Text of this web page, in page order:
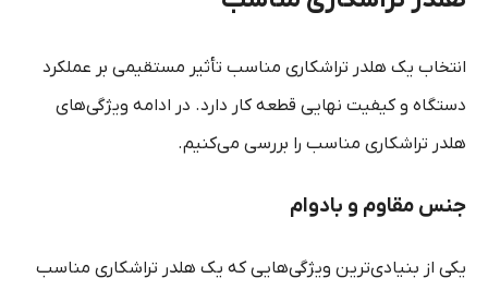
انتخاب یک هلدر تراشکاری مناسب تأثیر مستقیمی بر عملکرد
دستگاه و کیفیت نهایی قطعه کار دارد. در ادامه ویژگی‌های
هلدر تراشکاری مناسب را بررسی می‌کنیم.
جنس مقاوم و بادوام
یکی از بنیادی‌ترین ویژگی‌هایی که یک هلدر تراشکاری مناسب